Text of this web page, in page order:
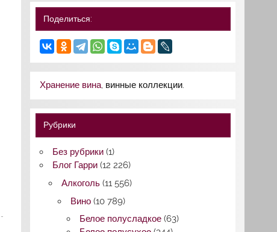
Поделиться:
Хранение вина, винные коллекции.
Рубрики
Без рубрики(1)
Блог Гарри(12 226)
Алкоголь (11 556)
Вино (10 789)
Белое полусладкое (63)